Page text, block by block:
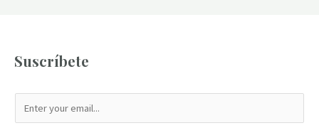
Suscríbete